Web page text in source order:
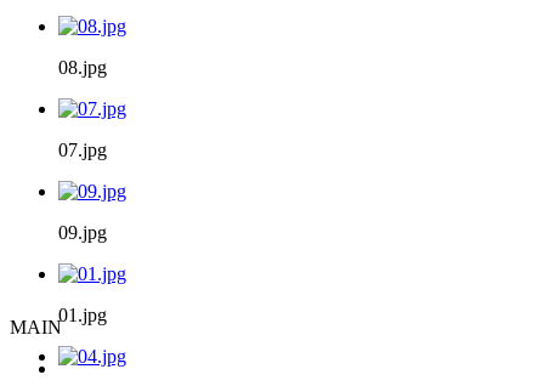
08.jpg
07.jpg
09.jpg
01.jpg
MAIN